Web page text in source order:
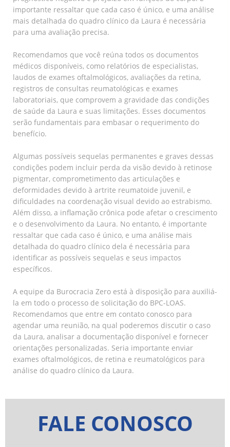
importante ressaltar que cada caso é único, e uma análise
mais detalhada do quadro clínico da Laura é necessária
para uma avaliação precisa.
Recomendamos que você reúna todos os documentos
médicos disponíveis, como relatórios de especialistas,
laudos de exames oftalmológicos, avaliações da retina,
registros de consultas reumatológicas e exames
laboratoriais, que comprovem a gravidade das condições
de saúde da Laura e suas limitações. Esses documentos
serão fundamentais para embasar o requerimento do
benefício.
Algumas possíveis sequelas permanentes e graves dessas
condições podem incluir perda da visão devido à retinose
pigmentar, comprometimento das articulações e
deformidades devido à artrite reumatoide juvenil, e
dificuldades na coordenação visual devido ao estrabismo.
Além disso, a inflamação crônica pode afetar o crescimento
e o desenvolvimento da Laura. No entanto, é importante
ressaltar que cada caso é único, e uma análise mais
detalhada do quadro clínico dela é necessária para
identificar as possíveis sequelas e seus impactos
específicos.
A equipe da Burocracia Zero está à disposição para auxiliá-
la em todo o processo de solicitação do BPC-LOAS.
Recomendamos que entre em contato conosco para
agendar uma reunião, na qual poderemos discutir o caso
da Laura, analisar a documentação disponível e fornecer
orientações personalizadas. Seria importante enviar
exames oftalmológicos, de retina e reumatológicos para
análise do quadro clínico da Laura.
FALE CONOSCO